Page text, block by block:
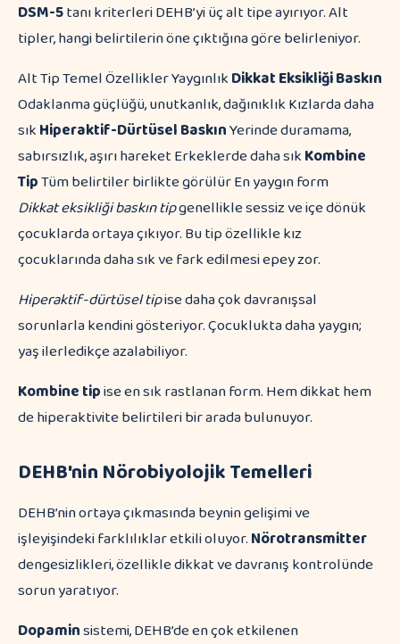
DSM-5tanı kriterleri DEHB’yi üç alt tipe ayırıyor. Alt
tipler, hangi belirtilerin öne çıktığına göre belirleniyor.
Alt Tip Temel Özellikler YaygınlıkDikkat Eksikliği Baskın
Odaklanma güçlüğü, unutkanlık, dağınıklık Kızlarda daha
sıkHiperaktif-Dürtüsel BaskınYerinde duramama,
sabırsızlık, aşırı hareket Erkeklerde daha sıkKombine
TipTüm belirtiler birlikte görülür En yaygın form
Dikkat eksikliği baskın tipgenellikle sessiz ve içe dönük
çocuklarda ortaya çıkıyor. Bu tip özellikle kız
çocuklarında daha sık ve fark edilmesi epey zor.
Hiperaktif-dürtüsel tipise daha çok davranışsal
sorunlarla kendini gösteriyor. Çocuklukta daha yaygın;
yaş ilerledikçe azalabiliyor.
Kombine tipise en sık rastlanan form. Hem dikkat hem
de hiperaktivite belirtileri bir arada bulunuyor.
DEHB'nin Nörobiyolojik Temelleri
DEHB’nin ortaya çıkmasında beynin gelişimi ve
işleyişindeki farklılıklar etkili oluyor.Nörotransmitter
dengesizlikleri, özellikle dikkat ve davranış kontrolünde
sorun yaratıyor.
Dopaminsistemi, DEHB’de en çok etkilenen